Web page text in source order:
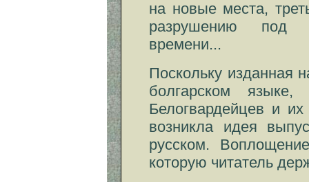
на новые места,
разрушению под
времени...
Поскольку изданная
болгарском
Белогвардейцев и
возникла идея
русском.
которую читатель